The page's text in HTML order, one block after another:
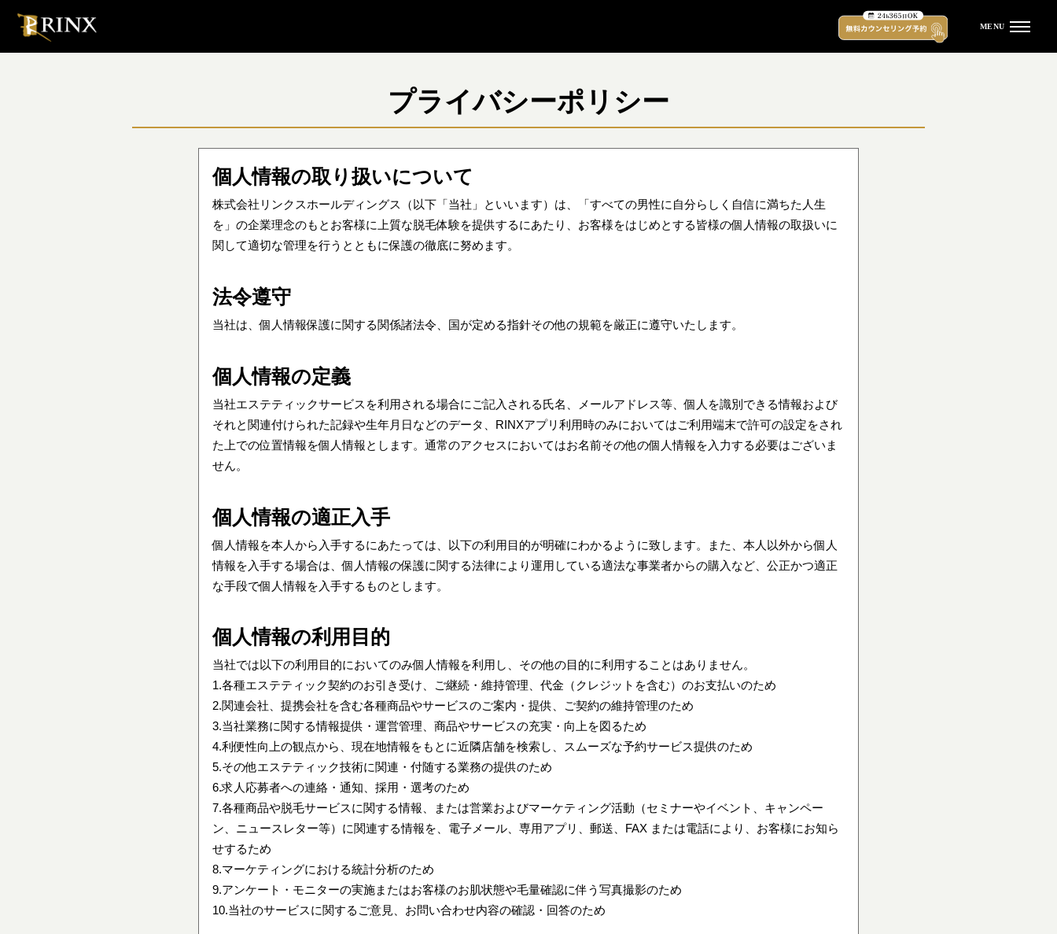
MENU
TOP
RINXの脱毛技術
お客様の声
よくある質問 FAQ
プライバシーポリシー
個人情報の取り扱いについて
株式会社リンクスホールディングス（以下「当社」といいます）は、「すべての男性に自分らしく自信に満ちた人生
を」の企業理念のもとお客様に上質な脱毛体験を提供するにあたり、お客様をはじめとする皆様の個人情報の取扱いに
関して適切な管理を行うとともに保護の徹底に努めます。
法令遵守
当社は、個人情報保護に関する関係諸法令、国が定める指針その他の規範を厳正に遵守いたします。
個人情報の定義
当社エステティックサービスを利用される場合にご記入される氏名、メールアドレス等、個人を識別できる情報および
それと関連付けられた記録や生年月日などのデータ、RINXアプリ利用時のみにおいてはご利用端末で許可の設定をされ
た上での位置情報を個人情報とします。通常のアクセスにおいてはお名前その他の個人情報を入力する必要はございま
せん。
個人情報の適正入手
個人情報を本人から入手するにあたっては、以下の利用目的が明確にわかるように致します。また、本人以外から個人
情報を入手する場合は、個人情報の保護に関する法律により運用している適法な事業者からの購入など、公正かつ適正
な手段で個人情報を入手するものとします。
個人情報の利用目的
当社では以下の利用目的においてのみ個人情報を利用し、その他の目的に利用することはありません。
1.各種エステティック契約のお引き受け、ご継続・維持管理、代金（クレジットを含む）のお支払いのため
2.関連会社、提携会社を含む各種商品やサービスのご案内・提供、ご契約の維持管理のため
3.当社業務に関する情報提供・運営管理、商品やサービスの充実・向上を図るため
4.利便性向上の観点から、現在地情報をもとに近隣店舗を検索し、スムーズな予約サービス提供のため
5.その他エステティック技術に関連・付随する業務の提供のため
6.求人応募者への連絡・通知、採用・選考のため
7.各種商品や脱毛サービスに関する情報、または営業およびマーケティング活動（セミナーやイベント、キャンペー
ン、ニュースレター等）に関連する情報を、電子メール、専用アプリ、郵送、FAX または電話により、お客様にお知ら
せするため
8.マーケティングにおける統計分析のため
9.アンケート・モニターの実施またはお客様のお肌状態や毛量確認に伴う写真撮影のため
10.当社のサービスに関するご意見、お問い合わせ内容の確認・回答のため